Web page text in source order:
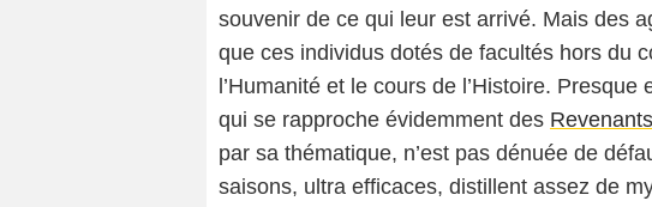
souvenir de ce qui leur est arrivé. Mais des
que ces individus dotés de facultés hors du
l’Humanité et le cours de l’Histoire.
qui se rapproche évidemment des Revenants
par sa thématique, n’est pas dénuée de
saisons, ultra efficaces, distillent assez de